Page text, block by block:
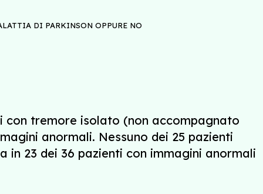
DI PARKINSON OPPURE NO
con tremore isolato (non accompagnato
anormali. Nessuno dei 25 pazienti
23 dei 36 pazienti con immagini anormali